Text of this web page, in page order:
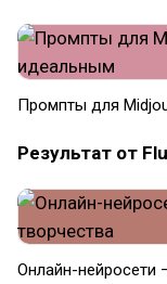
Промпты для
Результат от
Онлайн-нейросети